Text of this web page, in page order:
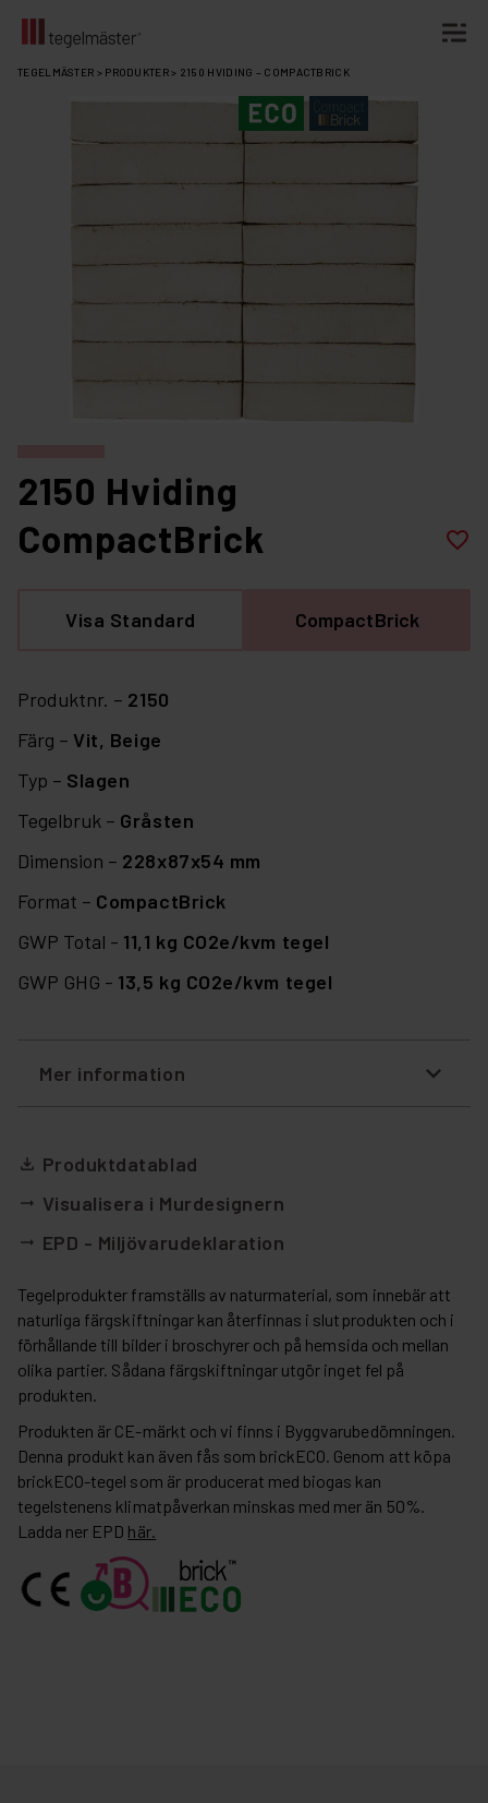
Fortsätt
TEGELMÄSTER > PRODUKTER> 2150 HVIDING – COMPACTBRICK
2150 Hviding
CompactBrick
favorite_border
Visa Standard CompactBrick
Produktnr. – 2150
Färg – Vit, Beige
Typ – Slagen
Tegelbruk – Gråsten
Dimension – 228x87x54 mm
Format – CompactBrick
GWP Total - 11,1 kg CO2e/kvm tegel
GWP GHG - 13,5 kg CO2e/kvm tegel
Mer information
file_download Produktdatablad
arrow_right_alt Visualisera i Murdesignern
arrow_right_alt EPD - Miljövarudeklaration
Tegelprodukter framställs av naturmaterial, som innebär att
naturliga färgskiftningar kan återfinnas i slutprodukten och i
förhållande till bilder i broschyrer och på hemsida och mellan
olika partier. Sådana färgskiftningar utgör inget fel på
produkten.
Produkten är CE-märkt och vi finns i Byggvarubedömningen.
Denna produkt kan även fås som brickECO. Genom att köpa
brickECO-tegel som är producerat med biogas kan
tegelstenens klimatpåverkan minskas med mer än 50%.
Ladda ner EPD här.